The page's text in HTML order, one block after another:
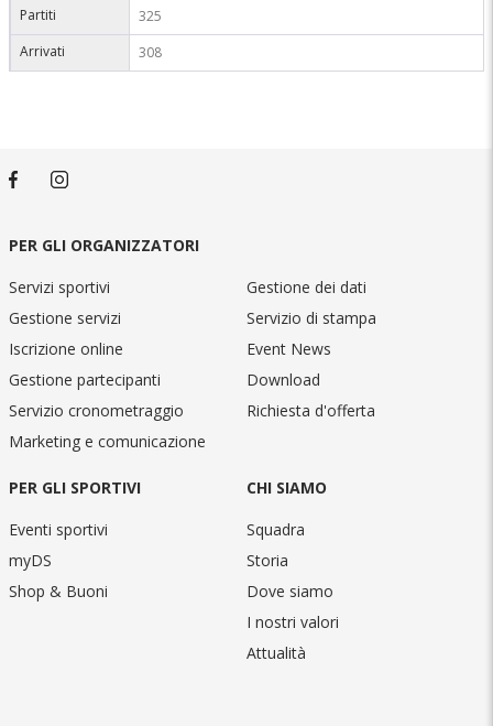
Partiti
Arrivati
325
308
PER GLI ORGANIZZATORI
Servizi sportivi
Gestione servizi
Iscrizione online
Gestione partecipanti
Servizio cronometraggio
Marketing e comunicazione
Gestione dei dati
Servizio di stampa
Event News
Download
Richiesta d'offerta
PER GLI SPORTIVI
Eventi sportivi
myDS
Shop & Buoni
CHI SIAMO
Squadra
Storia
Dove siamo
I nostri valori
Attualità